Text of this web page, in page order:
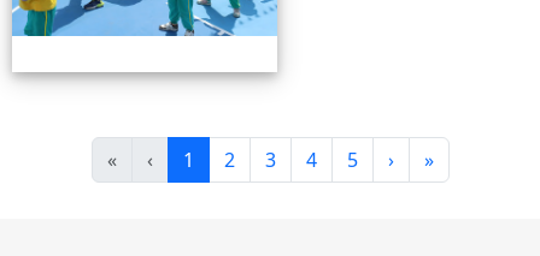
« ‹ 1 (目前頁次)
2 3 4 5 ›下一頁
»最後頁